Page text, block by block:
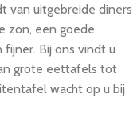
van uitgebreide diners
zon, een goede
Bij ons vindt u
grote eettafels tot
wacht op u bij